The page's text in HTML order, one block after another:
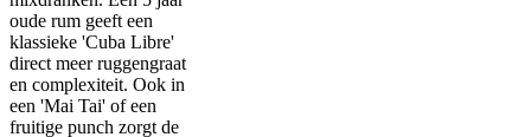
oude rum geeft een
klassieke 'Cuba Libre'
direct meer ruggengraat
en complexiteit. Ook in
een 'Mai Tai' of een
fruitige punch zorgt de